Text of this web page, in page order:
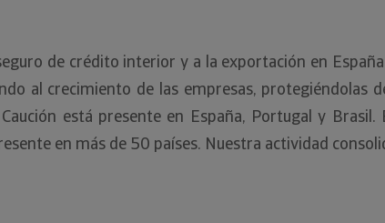
de crédito interior y a la exportación en
al crecimiento de las empresas, protegiéndolas
está presente en España, Portugal y
en más de 50 países. Nuestra actividad